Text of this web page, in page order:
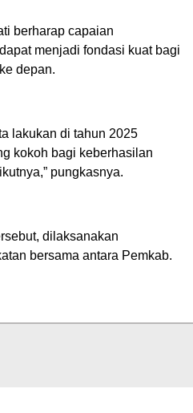
berharap capaian
menjadi fondasi kuat bagi
depan.
lakukan di tahun 2025
kokoh bagi keberhasilan
pungkasnya.
dilaksanakan
bersama antara Pemkab.